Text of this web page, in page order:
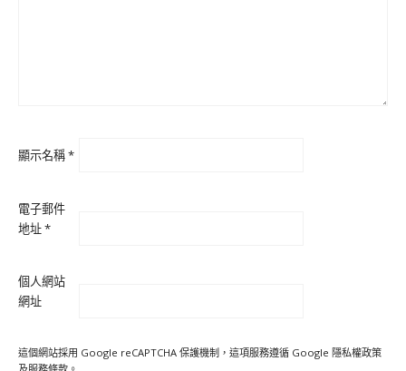
顯示名稱*
電子郵件
地址*
個人網站
網址
這個網站採用 Google reCAPTCHA 保護機制，這項服務遵循 Google 隱私權政策